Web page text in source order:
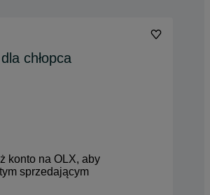
chłopca
konto na OLX, aby
sprzedającym